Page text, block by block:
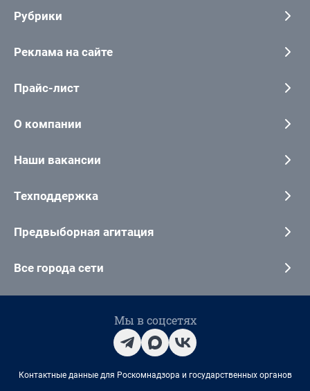
Рубрики
Реклама на сайте
Прайс-лист
О компании
Наши вакансии
Техподдержка
Предвыборная агитация
Все города сети
Мы в соцсетях
Контактные данные для Роскомнадзора и государственных органов